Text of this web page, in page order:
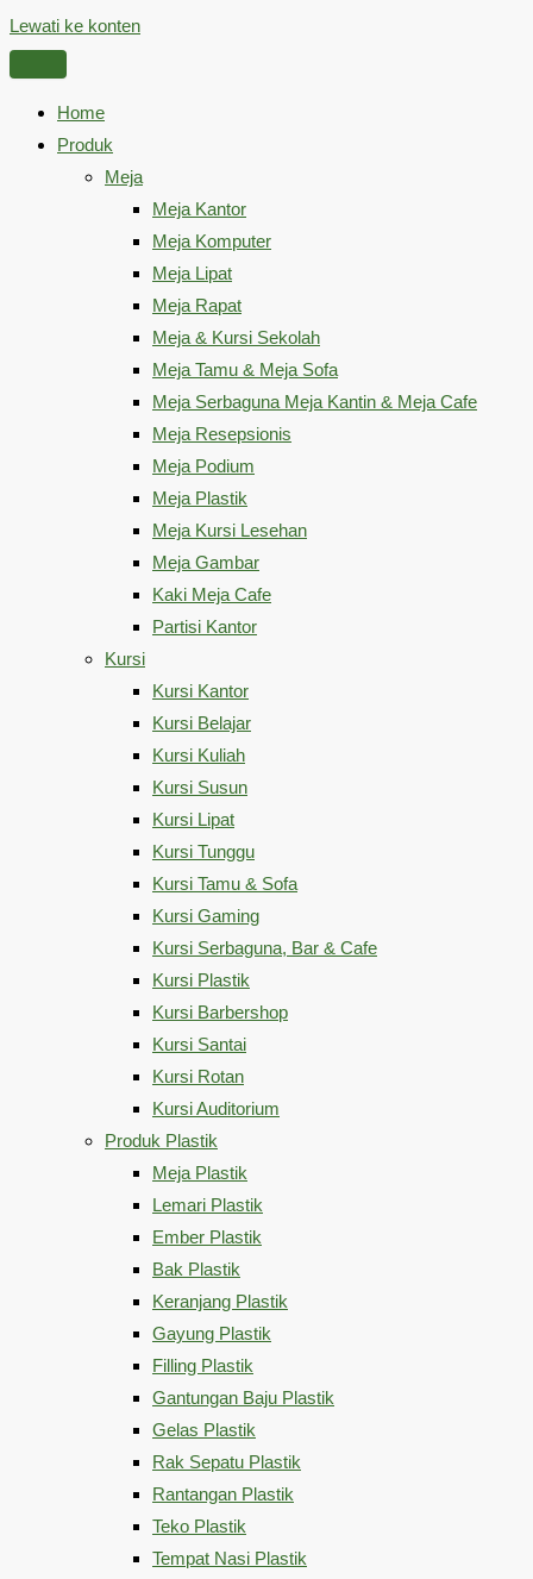
Lewati ke konten
Home
Produk
Meja
Meja Kantor
Meja Komputer
Meja Lipat
Meja Rapat
Meja & Kursi Sekolah
Meja Tamu & Meja Sofa
Meja Serbaguna Meja Kantin & Meja Cafe
Meja Resepsionis
Meja Podium
Meja Plastik
Meja Kursi Lesehan
Meja Gambar
Kaki Meja Cafe
Partisi Kantor
Kursi
Kursi Kantor
Kursi Belajar
Kursi Kuliah
Kursi Susun
Kursi Lipat
Kursi Tunggu
Kursi Tamu & Sofa
Kursi Gaming
Kursi Serbaguna, Bar & Cafe
Kursi Plastik
Kursi Barbershop
Kursi Santai
Kursi Rotan
Kursi Auditorium
Produk Plastik
Meja Plastik
Lemari Plastik
Ember Plastik
Bak Plastik
Keranjang Plastik
Gayung Plastik
Filling Plastik
Gantungan Baju Plastik
Gelas Plastik
Rak Sepatu Plastik
Rantangan Plastik
Teko Plastik
Tempat Nasi Plastik